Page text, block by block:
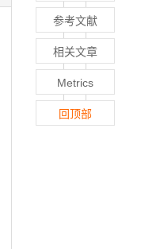
参考文献
相关文章
Metrics
回顶部